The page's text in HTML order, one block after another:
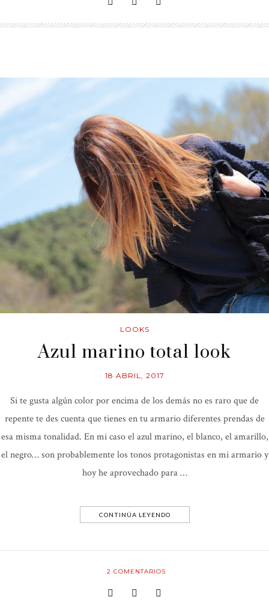
LOOKS
Azul marino total look
18 ABRIL, 2017
Si te gusta algún color por encima de los demás no es raro que de
repente te des cuenta que tienes en tu armario diferentes prendas de
esa misma tonalidad. En mi caso el azul marino, el blanco, el amarillo,
el negro… son probablemente los tonos protagonistas en mi armario y
hoy he aprovechado para …
CONTINÚA LEYENDO
2 COMENTARIOS